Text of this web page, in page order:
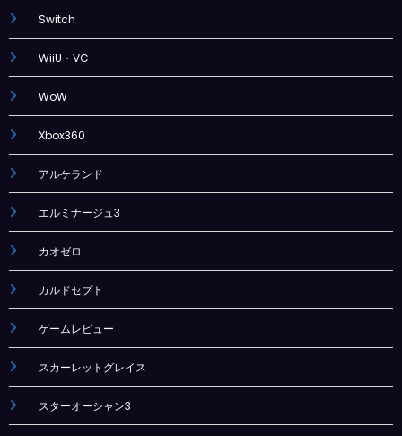
Switch
WiiU・VC
WoW
Xbox360
アルケランド
エルミナージュ3
カオゼロ
カルドセプト
ゲームレビュー
スカーレットグレイス
スターオーシャン3